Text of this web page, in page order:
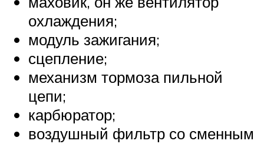
охлаждения;
модуль зажигания;
сцепление;
механизм тормоза пильной
цепи;
карбюратор;
воздушный фильтр со сменным